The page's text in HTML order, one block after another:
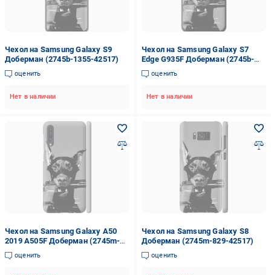
Чехол на Samsung Galaxy S9
Доберман (2745b-1355-42517)
оценить
Нет в наличии
Чехол на Samsung Galaxy S7
Edge G935F Доберман (2745b-
257-42517)
оценить
Нет в наличии
Чехол на Samsung Galaxy A50
2019 A505F Доберман (2745m-
1668-42517)
оценить
Чехол на Samsung Galaxy S8
Доберман (2745m-829-42517)
оценить